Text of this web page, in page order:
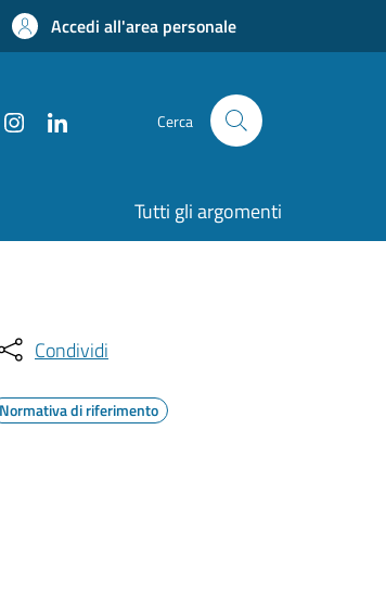
Accedi all'area personale
Cerca
Tutti gli argomenti
Condividi
Normativa di riferimento